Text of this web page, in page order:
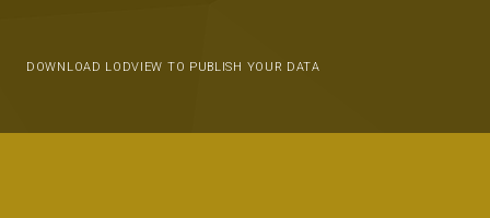
DOWNLOAD LODVIEW TO PUBLISH YOUR DATA